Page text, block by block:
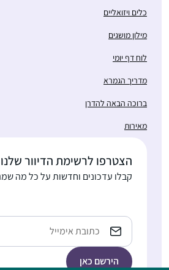
כלים ויזואליים
מילון מושגים
לוח דף יומי
מדריך הגמרא
ברוכה הבאה להדרן
מאירות
הצטרפו לרשימת הדיוור שלנו
קבלו עדכונים וחדשות על כל מה
Email